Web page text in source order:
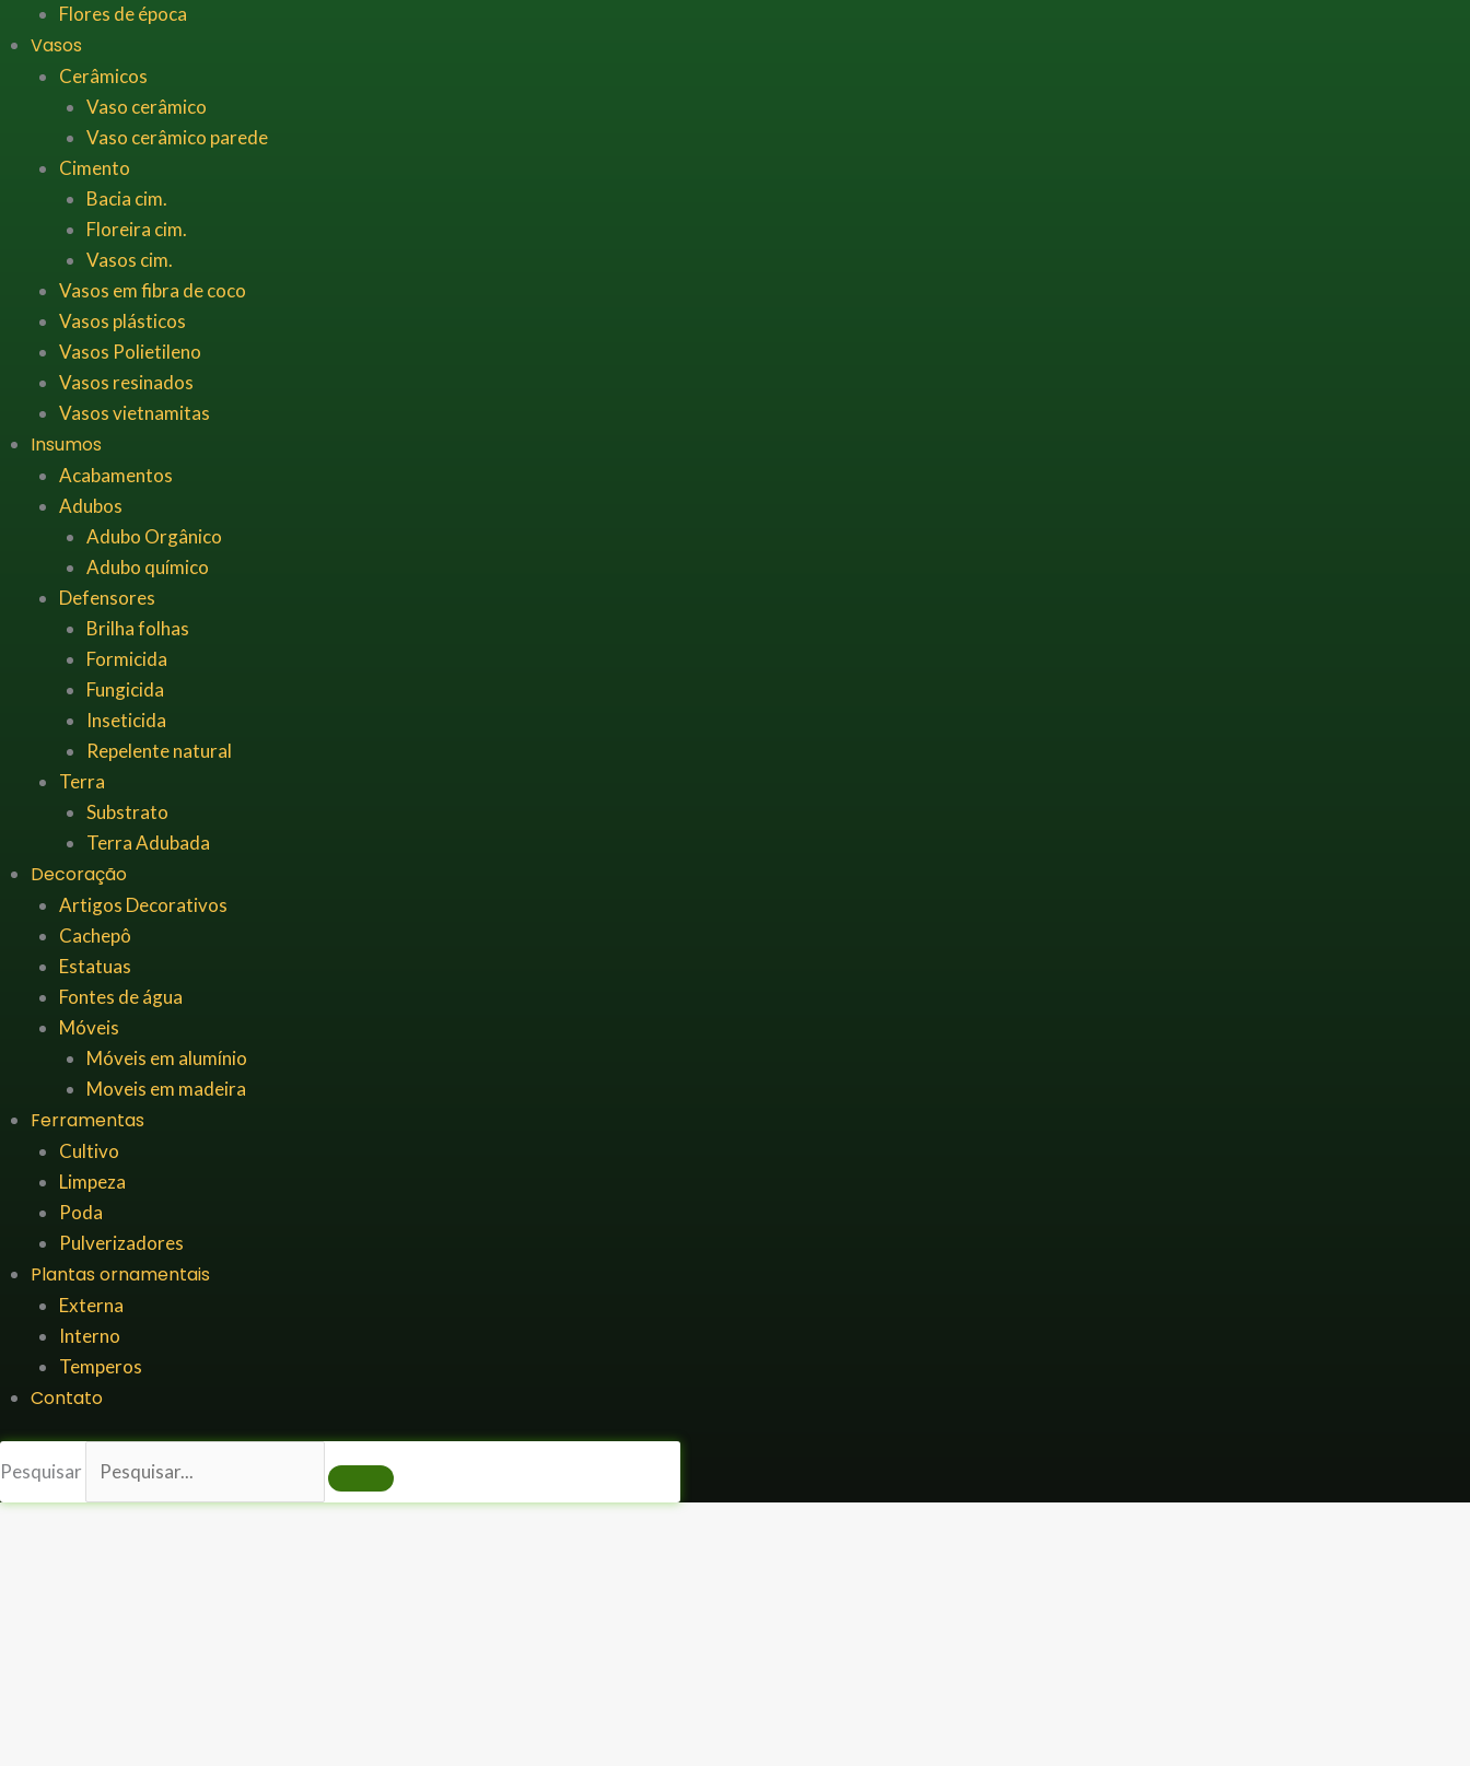
Flores de época
Vasos
Cerâmicos
Vaso cerâmico
Vaso cerâmico parede
Cimento
Bacia cim.
Floreira cim.
Vasos cim.
Vasos em fibra de coco
Vasos plásticos
Vasos Polietileno
Vasos resinados
Vasos vietnamitas
Insumos
Acabamentos
Adubos
Adubo Orgânico
Adubo químico
Defensores
Brilha folhas
Formicida
Fungicida
Inseticida
Repelente natural
Terra
Substrato
Terra Adubada
Decoração
Artigos Decorativos
Cachepô
Estatuas
Fontes de água
Móveis
Móveis em alumínio
Moveis em madeira
Ferramentas
Cultivo
Limpeza
Poda
Pulverizadores
Plantas ornamentais
Externa
Interno
Temperos
Contato
Pesquisar